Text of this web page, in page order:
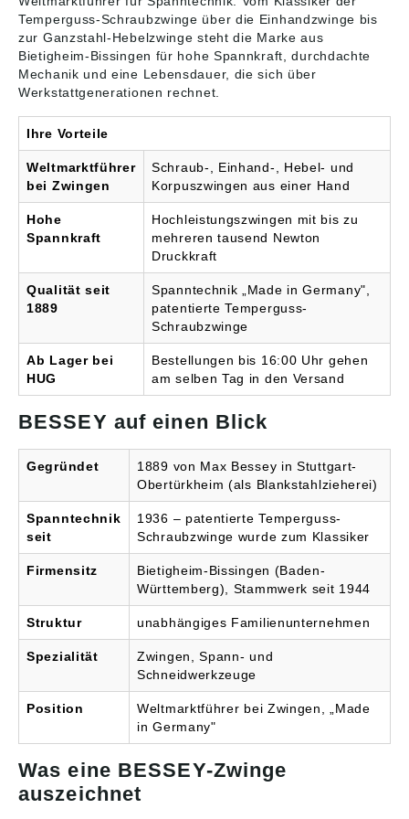
info@bessey.de
Temperguss-Schraubzwinge über die Einhandzwinge bis
zur Ganzstahl-Hebelzwinge steht die Marke aus
Bietigheim-Bissingen für hohe Spannkraft, durchdachte
Mechanik und eine Lebensdauer, die sich über
Werkstattgenerationen rechnet.
Ihre Vorteile
Weltmarktführer
bei Zwingen
Schraub-, Einhand-, Hebel- und
Korpuszwingen aus einer Hand
Hohe
Spannkraft
Hochleistungszwingen mit bis zu
mehreren tausend Newton
Druckkraft
Qualität seit
1889
Spanntechnik „Made in Germany",
patentierte Temperguss-
Schraubzwinge
Ab Lager bei
HUG
Bestellungen bis 16:00 Uhr gehen
am selben Tag in den Versand
BESSEY auf einen Blick
Gegründet
1889 von Max Bessey in Stuttgart-
Obertürkheim (als Blankstahlzieherei)
Spanntechnik
seit
1936 – patentierte Temperguss-
Schraubzwinge wurde zum Klassiker
Firmensitz
Bietigheim-Bissingen (Baden-
Württemberg), Stammwerk seit 1944
Struktur unabhängiges Familienunternehmen
Spezialität
Zwingen, Spann- und
Schneidwerkzeuge
Position
Weltmarktführer bei Zwingen, „Made
in Germany"
Was eine BESSEY-Zwinge
auszeichnet